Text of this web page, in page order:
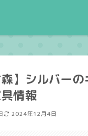
森】シルバー
情報
2024年12月4日